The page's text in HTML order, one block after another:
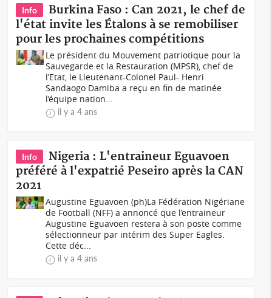
Info
Burkina Faso : Can 2021, le chef de
l'état invite les Étalons à se remobiliser
pour les prochaines compétitions
Le président du Mouvement patriotique pour la
Sauvegarde et la Restauration (MPSR), chef de
l’Etat, le Lieutenant-Colonel Paul- Henri
Sandaogo Damiba a reçu en fin de matinée
l’équipe nation...
il y a 4 ans
Info
Nigeria : L'entraineur Eguavoen
préféré à l'expatrié Peseiro après la CAN
2021
Augustine Eguavoen (ph)La Fédération Nigériane
de Football (NFF) a annoncé que l’entraineur
Augustine Eguavoen restera à son poste comme
sélectionneur par intérim des Super Eagles.
Cette déc...
il y a 4 ans